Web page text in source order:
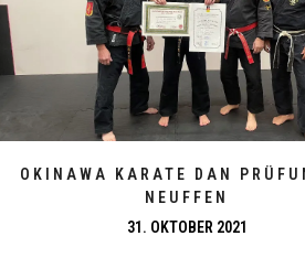
OKINAWA KARATE DAN
NEUFFEN
31. OKTOBER 2021